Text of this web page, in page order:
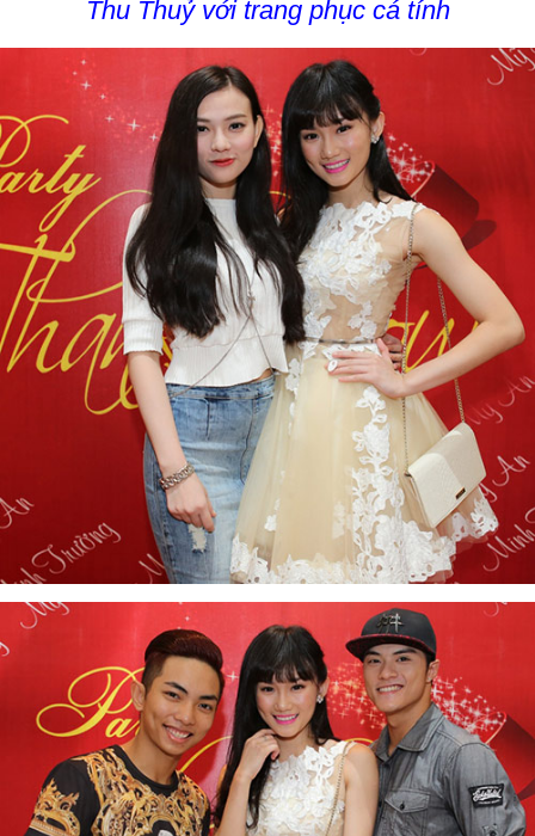
Thu Thuỷ với trang phục cá tính